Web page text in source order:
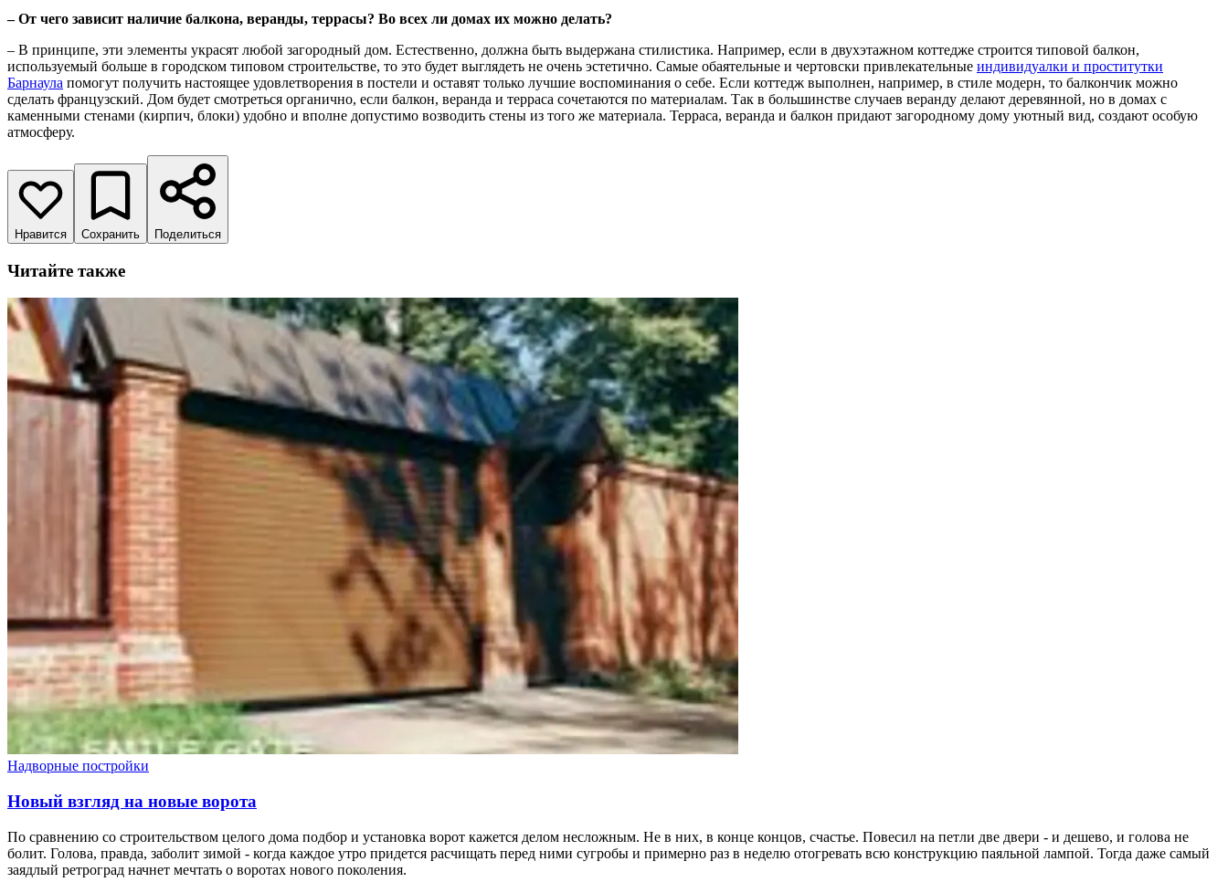
– От чего зависит наличие балкона, веранды, террасы? Во всех ли домах их можно делать?
– В принципе, эти элементы украсят любой загородный дом. Естественно, должна быть выдержана стилистика. Например, если в двухэтажном коттедже строится типовой балкон,
используемый больше в городском типовом строительстве, то это будет выглядеть не очень эстетично. Самые обаятельные и чертовски привлекательные индивидуалки и проститутки
Барнаула помогут получить настоящее удовлетворения в постели и оставят только лучшие воспоминания о себе. Если коттедж выполнен, например, в стиле модерн, то балкончик можно
сделать французский. Дом будет смотреться органично, если балкон, веранда и терраса сочетаются по материалам. Так в большинстве случаев веранду делают деревянной, но в домах с
каменными стенами (кирпич, блоки) удобно и вполне допустимо возводить стены из того же материала. Терраса, веранда и балкон придают загородному дому уютный вид, создают особую
атмосферу.
Нравится Сохранить Поделиться
Читайте также
Надворные постройки
Новый взгляд на новые ворота
По сравнению со строительством целого дома подбор и установка ворот кажется делом несложным. Не в них, в конце концов, счастье. Повесил на петли две двери - и дешево, и голова не
болит. Голова, правда, заболит зимой - когда каждое утро придется расчищать перед ними сугробы и примерно раз в неделю отогревать всю конструкцию паяльной лампой. Тогда даже самый
заядлый ретроград начнет мечтать о воротах нового поколения.